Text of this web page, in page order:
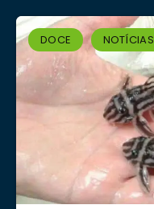
DOCE NOTÍCIAS